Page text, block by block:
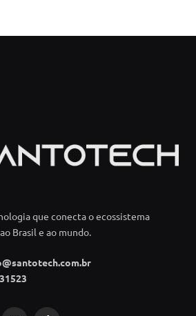
que conecta o ecossistema
Brasil e ao mundo.